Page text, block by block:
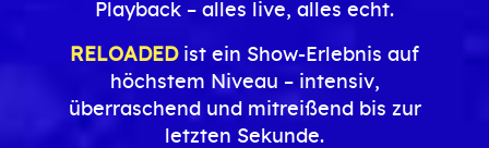
Playback – alles live, alles echt.
RELOADEDist ein Show-Erlebnis auf
höchstem Niveau – intensiv,
überraschend und mitreißend bis zur
letzten Sekunde.